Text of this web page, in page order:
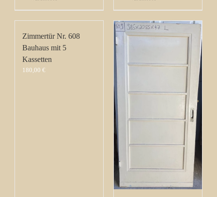
Zimmertür Nr. 608
Bauhaus mit 5
Kassetten
180,00 €